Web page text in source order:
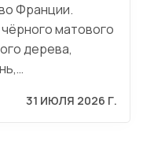
Франции.
матового
дерева,
31 ИЮЛЯ 2026 Г.